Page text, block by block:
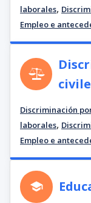
laborales,
Empleo e
Discriminación
laborales,
Empleo e